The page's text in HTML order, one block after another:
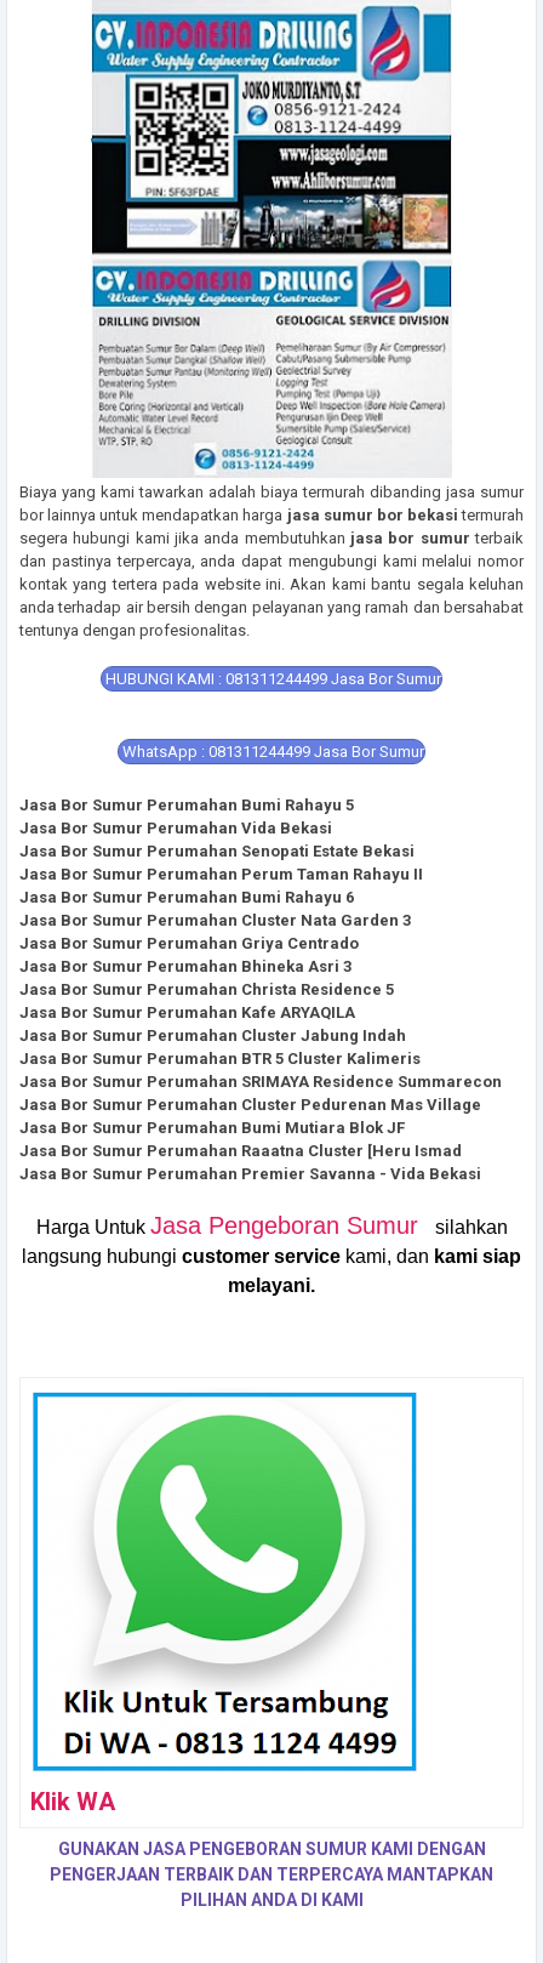
Biaya yang kami tawarkan adalah biaya termurah dibanding jasa sumur
bor lainnya untuk mendapatkan harga jasa sumur bor bekasi termurah
segera hubungi kami jika anda membutuhkan jasa bor sumurterbaik
dan pastinya terpercaya, anda dapat mengubungi kami melalui nomor
kontak yang tertera pada website ini. Akan kami bantu segala keluhan
anda terhadap air bersih dengan pelayanan yang ramah dan bersahabat
tentunya dengan profesionalitas.
HUBUNGI KAMI : 081311244499 Jasa Bor Sumur
WhatsApp : 081311244499 Jasa Bor Sumur
Jasa Bor Sumur Perumahan Bumi Rahayu 5
Jasa Bor Sumur Perumahan Vida Bekasi
Jasa Bor Sumur Perumahan Senopati Estate Bekasi
Jasa Bor Sumur Perumahan Perum Taman Rahayu II
Jasa Bor Sumur Perumahan Bumi Rahayu 6
Jasa Bor Sumur Perumahan Cluster Nata Garden 3
Jasa Bor Sumur Perumahan Griya Centrado
Jasa Bor Sumur Perumahan Bhineka Asri 3
Jasa Bor Sumur Perumahan Christa Residence 5
Jasa Bor Sumur Perumahan Kafe ARYAQILA
Jasa Bor Sumur Perumahan Cluster Jabung Indah
Jasa Bor Sumur Perumahan BTR 5 Cluster Kalimeris
Jasa Bor Sumur Perumahan SRIMAYA Residence Summarecon
Jasa Bor Sumur Perumahan Cluster Pedurenan Mas Village
Jasa Bor Sumur Perumahan Bumi Mutiara Blok JF
Jasa Bor Sumur Perumahan Raaatna Cluster [Heru Ismad
Jasa Bor Sumur Perumahan Premier Savanna - Vida Bekasi
Harga Untuk Jasa Pengeboran Sumur
silahkan
langsung hubungi customer service kami, dan kami siap
melayani.
Klik WA
GUNAKAN JASA PENGEBORAN SUMUR KAMI DENGAN
PENGERJAAN TERBAIK DAN TERPERCAYA MANTAPKAN
PILIHAN ANDA DI KAMI